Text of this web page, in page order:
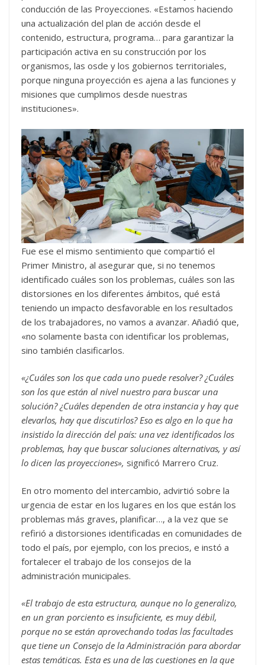
conducción de las Proyecciones. «Estamos haciendo
una actualización del plan de acción desde el
contenido, estructura, programa… para garantizar la
participación activa en su construcción por los
organismos, las osde y los gobiernos territoriales,
porque ninguna proyección es ajena a las funciones y
misiones que cumplimos desde nuestras
instituciones».
Fue ese el mismo sentimiento que compartió el
Primer Ministro, al asegurar que, si no tenemos
identificado cuáles son los problemas, cuáles son las
distorsiones en los diferentes ámbitos, qué está
teniendo un impacto desfavorable en los resultados
de los trabajadores, no vamos a avanzar. Añadió que,
«no solamente basta con identificar los problemas,
sino también clasificarlos.
«¿Cuáles son los que cada uno puede resolver? ¿Cuáles
son los que están al nivel nuestro para buscar una
solución? ¿Cuáles dependen de otra instancia y hay que
elevarlos, hay que discutirlos? Eso es algo en lo que ha
insistido la dirección del país: una vez identificados los
problemas, hay que buscar soluciones alternativas, y así
lo dicen las proyecciones», significó Marrero Cruz.
En otro momento del intercambio, advirtió sobre la
urgencia de estar en los lugares en los que están los
problemas más graves, planificar…, a la vez que se
refirió a distorsiones identificadas en comunidades de
todo el país, por ejemplo, con los precios, e instó a
fortalecer el trabajo de los consejos de la
administración municipales.
«El trabajo de esta estructura, aunque no lo generalizo,
en un gran porciento es insuficiente, es muy débil,
porque no se están aprovechando todas las facultades
que tiene un Consejo de la Administración para abordar
estas temáticas. Esta es una de las cuestiones en la que